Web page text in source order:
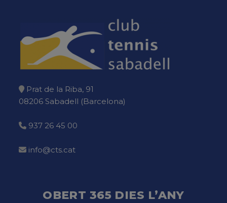
Prat de la Riba, 91
08206 Sabadell (Barcelona)
937 26 45 00
info@cts.cat
OBERT 365 DIES L’ANY